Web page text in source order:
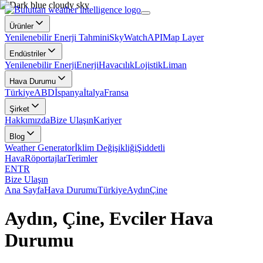
Ürünler
Yenilenebilir Enerji TahminiSkyWatchAPIMap Layer
Endüstriler
Yenilenebilir EnerjiEnerjiHavacılıkLojistikLiman
Hava Durumu
TürkiyeABDİspanyaİtalyaFransa
Şirket
HakkımızdaBize UlaşınKariyer
Blog
Weather Generatorİklim DeğişikliğiŞiddetli
HavaRöportajlarTerimler
ENTR
Bize Ulaşın
Ana SayfaHava DurumuTürkiyeAydınÇine
Aydın, Çine, Evciler Hava
Durumu